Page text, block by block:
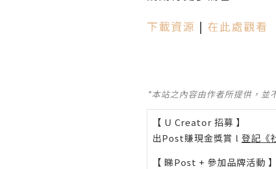
下載資源 | 在此處觀看
*本站之內容由作者所提供，並
【 U Creator 招募 】
出Post賺現金獎賞 l 登記《
【 睇Post + 參加品牌活動 】